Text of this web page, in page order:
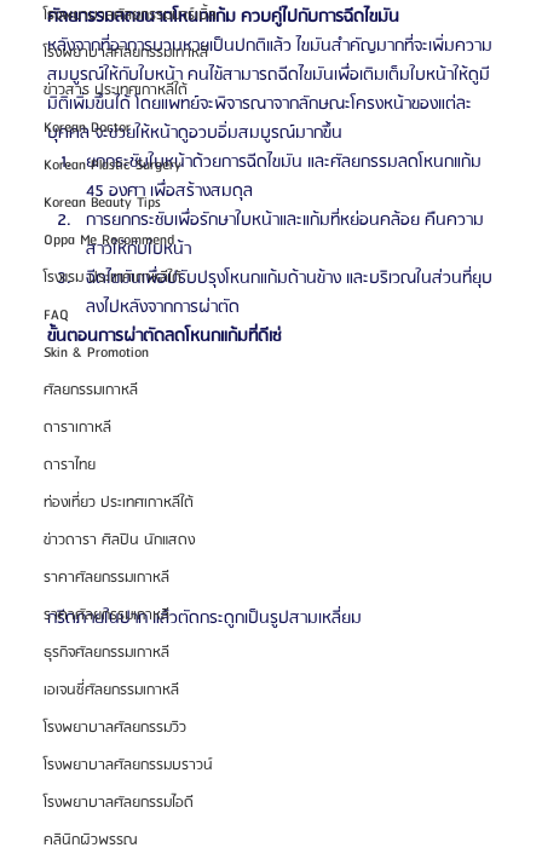
โรงพยาบาลศัลยกรรมมาร์เบิ้ล
โรงพยาบาลศัลยกรรมเกาหลี
ข่าวสาร ประเทศเกาหลีใต้
Korean Doctor
Korean Plastic Surgery
Korean Beauty Tips
Oppa Me Recommend
โรงแรม ประเทศเกาหลีใต้
FAQ
Skin & Promotion
ศัลยกรรมเกาหลี
ดาราเกาหลี
ดาราไทย
ท่องเที่ยว ประเทศเกาหลีใต้
ข่าวดารา ศิลปิน นักแสดง
ราคาศัลยกรรมเกาหลี
ราคาศัลยกรรมเกาหลี
ธุรกิจศัลยกรรมเกาหลี
เอเจนซี่ศัลยกรรมเกาหลี
โรงพยาบาลศัลยกรรมวิว
โรงพยาบาลศัลยกรรมบราวน์
โรงพยาบาลศัลยกรรมไอดี
คลินิกผิวพรรณ
ศัลยกรรมลดขนาดโหนกแก้ม ควบคู่ไปกับการฉีดไขมัน
หลังจากที่อาการบวมหายเป็นปกติแล้ว ไขมันสำคัญมากที่จะเพิ่มความ
สมบูรณ์ให้กับใบหน้า คนไข้สามารถฉีดไขมันเพื่อเติมเต็มใบหน้าให้ดูมี
มิติเพิ่มขึ้นได้ โดยแพทย์จะพิจารณาจากลักษณะโครงหน้าของแต่ละ
บุคคล จะช่วยให้หน้าดูอวบอิ่มสมบูรณ์มากขึ้น
ยกกระชับใบหน้าด้วยการฉีดไขมัน และศัลยกรรมลดโหนกแก้ม
45 องศา เพื่อสร้างสมดุล
การยกกระชับเพื่อรักษาใบหน้าและแก้มที่หย่อนคล้อย คืนความ
สาวให้กับใบหน้า
ฉีดไขมันเพื่อปรับปรุงโหนกแก้มด้านข้าง และบริเวณในส่วนที่ยุบ
ลงไปหลังจากการผ่าตัด
ขั้นตอนการผ่าตัดลดโหนกแก้มที่ดีเซ่
กรีดภายในปาก แล้วตัดกระดูกเป็นรูปสามเหลี่ยม